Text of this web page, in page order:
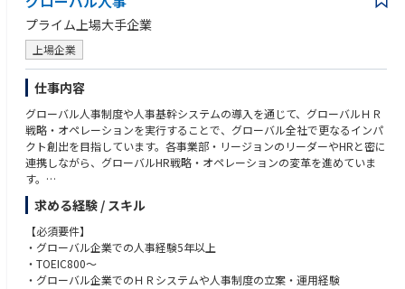
働ができる方
・ステークホルダーを巻き込みながら、粘り強く成果を出せる方
・変化が激しい環境の中、自ら手を動かし、変革を推進することにやりが
いを感じる方
・オーナーシップをもってプロジェクトを推進できる方
・業務範囲に捉われず、チームや組織のために柔軟に考え・行動でき、同
じ目標に向かってチームとして仕事ができる方
・ダイレクトリクルーティングの設計・運用経験
・CxO・エグゼクティブ層の採用経験
・経営層を対象とする無形商材の営業経験、または戦略／総合コンサルテ
ィングファームでのご経験
・採用広報・組織開発への関心や経験
プライム上場大手企業
上場企業
仕事内容
グローバル人事制度や人事基幹システムの導入を通じて、グローバルＨＲ
戦略・オペレーションを実行することで、グローバル全社で更なるインパ
クト創出を目指しています。各事業部・リージョンのリーダーやHRと密に
連携しながら、グローバルHR戦略・オペレーションの変革を進めていま
す。
本ポジションでは、これらの取り組みをさらに加速させるとともに、将来
的なグローバル人事組織の業務遂行力の向上を見据えた体制強化の中核メ
ンバーとしてご活躍いただきます。
求める経験 / スキル
【必須要件】
・グローバル企業での人事経験5年以上
・TOEIC800～
・グローバル企業でのＨＲシステムや人事制度の立案・運用経験